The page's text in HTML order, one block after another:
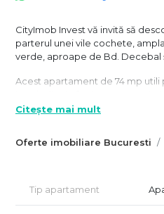
Oferte imobiliare Bucuresti
CityImob Invest vă invită să
parterul unei vile cochete,
verde, aproape de Bd. Decebal
Acest apartament de 74 mp
compartimentate.
Piața Muncii la 10 minute de
deservită de magazine, școli,
Citește mai mult
Tip apartament